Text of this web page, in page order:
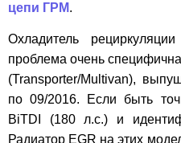
цепи ГРМ.
Охладитель
проблема очень
(Transporter/Multivan),
по 09/2016. Если быть
BiTDI (180 л.с.) и
Радиатор EGR на этих